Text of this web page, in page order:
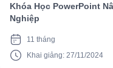
Khóa Học PowerPoint
Nghiệp
11 tháng
Khai giảng: 27/11/2024